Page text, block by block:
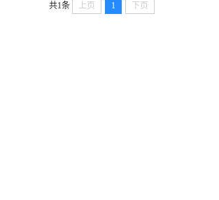
共1条 上页 1 下页